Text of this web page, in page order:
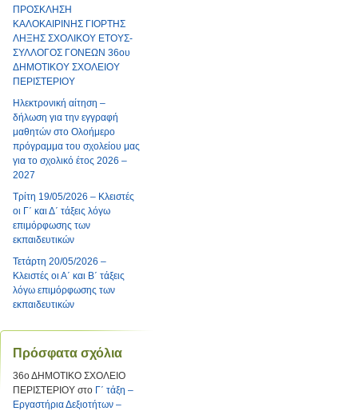
ΠΡΟΣΚΛΗΣΗ
ΚΑΛΟΚΑΙΡΙΝΗΣ ΓΙΟΡΤΗΣ
ΛΗΞΗΣ ΣΧΟΛΙΚΟΥ ΕΤΟΥΣ-
ΣΥΛΛΟΓΟΣ ΓΟΝΕΩΝ 36ου
ΔΗΜΟΤΙΚΟΥ ΣΧΟΛΕΙΟΥ
ΠΕΡΙΣΤΕΡΙΟΥ
Ηλεκτρονική αίτηση –
δήλωση για την εγγραφή
μαθητών στο Ολοήμερο
πρόγραμμα του σχολείου μας
για το σχολικό έτος 2026 –
2027
Τρίτη 19/05/2026 – Κλειστές
οι Γ΄ και Δ΄ τάξεις λόγω
επιμόρφωσης των
εκπαιδευτικών
Τετάρτη 20/05/2026 –
Κλειστές οι Α΄ και Β΄ τάξεις
λόγω επιμόρφωσης των
εκπαιδευτικών
Πρόσφατα σχόλια
36ο ΔΗΜΟΤΙΚΟ ΣΧΟΛΕΙΟ
ΠΕΡΙΣΤΕΡΙΟΥ στο Γ΄ τάξη –
Εργαστήρια Δεξιοτήτων –